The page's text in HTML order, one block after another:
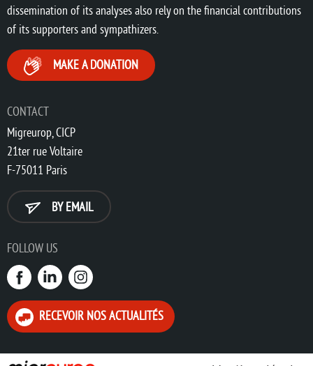
CONTACT
Migreurop, CICP
21ter rue Voltaire
F-75011 Paris
BY EMAIL
dissemination of its analyses also rely on the financial contributions
of its supporters and sympathizers.
MAKE A DONATION
FOLLOW US
RECEVOIR NOS ACTUALITÉS